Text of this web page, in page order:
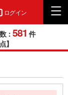
ログイン
： 581 件
】